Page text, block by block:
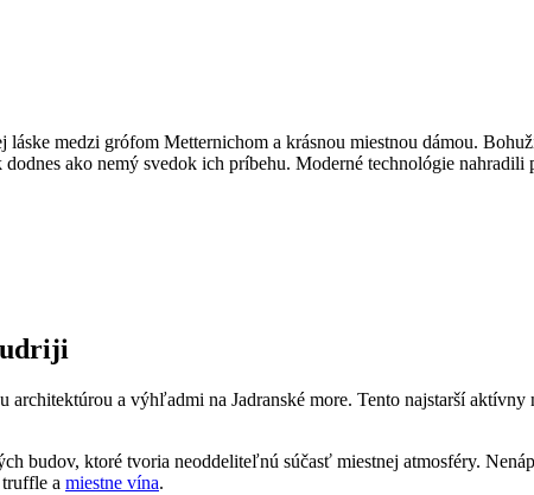
medzi grófom Metternichom a krásnou miestnou dámou.
ako nemý svedok ich príbehu. Moderné technológie
a výhľadmi na Jadranské more. Tento najstarší
budov, ktoré tvoria neoddeliteľnú súčasť miestnej atmosféry.
a miestne vína.